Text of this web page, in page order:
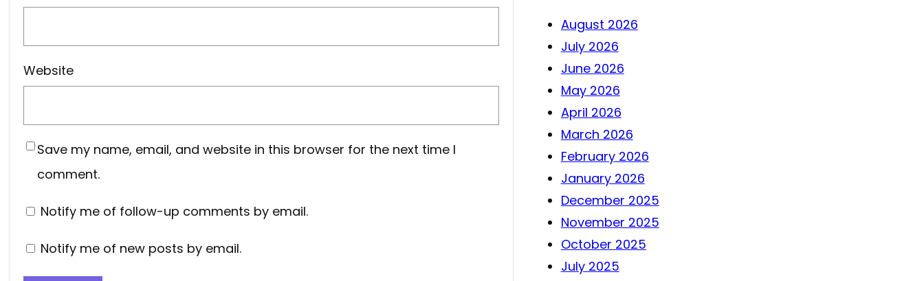
Website
Save my name, email, and website in this browser for the next time I
comment.
Notify me of follow-up comments by email.
Notify me of new posts by email.
August 2026
July 2026
June 2026
May 2026
April 2026
March 2026
February 2026
January 2026
December 2025
November 2025
October 2025
July 2025